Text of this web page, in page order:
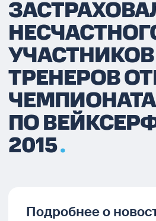
УЧАСТНИКОВ
ТРЕНЕРОВ
ПО
2015
Подробнее о